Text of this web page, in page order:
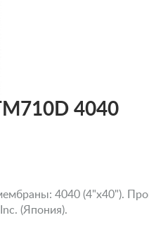
4040
4040 (4"x40").
(Япония).